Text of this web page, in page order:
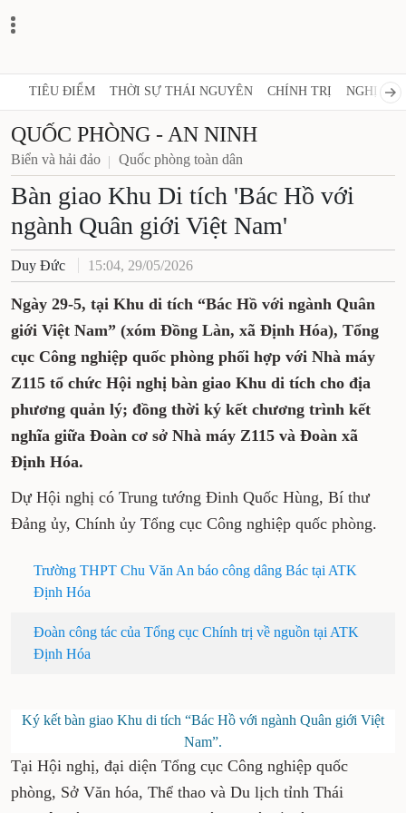
TIÊU ĐIỂM THỜI SỰ THÁI NGUYÊN CHÍNH TRỊ NGHỊ
QUỐC PHÒNG - AN NINH
Biển và hải đảo Quốc phòng toàn dân
Bàn giao Khu Di tích 'Bác Hồ với
ngành Quân giới Việt Nam'
Duy Đức 15:04, 29/05/2026
Ngày 29-5, tại Khu di tích “Bác Hồ với ngành Quân
giới Việt Nam” (xóm Đồng Làn, xã Định Hóa), Tổng
cục Công nghiệp quốc phòng phối hợp với Nhà máy
Z115 tổ chức Hội nghị bàn giao Khu di tích cho địa
phương quản lý; đồng thời ký kết chương trình kết
nghĩa giữa Đoàn cơ sở Nhà máy Z115 và Đoàn xã
Định Hóa.
Dự Hội nghị có Trung tướng Đinh Quốc Hùng, Bí thư
Đảng ủy, Chính ủy Tổng cục Công nghiệp quốc phòng.
Trường THPT Chu Văn An báo công dâng Bác tại ATK
Định Hóa
Đoàn công tác của Tổng cục Chính trị về nguồn tại ATK
Định Hóa
Ký kết bàn giao Khu di tích “Bác Hồ với ngành Quân giới Việt
Nam”.
Tại Hội nghị, đại diện Tổng cục Công nghiệp quốc
phòng, Sở Văn hóa, Thể thao và Du lịch tỉnh Thái